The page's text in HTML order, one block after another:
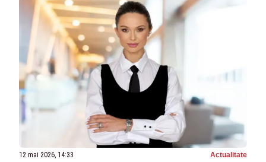
12 mai 2026, 14:33 Actualitate